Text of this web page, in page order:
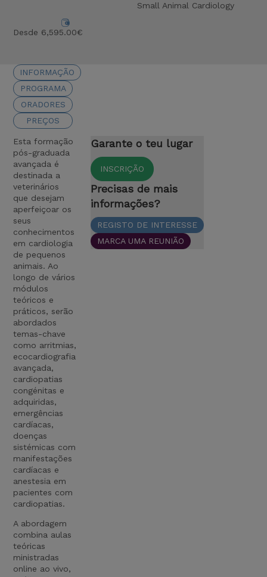
Small Animal Cardiology
Desde 6,595.00€
INFORMAÇÃO
PROGRAMA
ORADORES
PREÇOS
Esta formação
pós-graduada
avançada é
destinada a
veterinários
que desejam
aperfeiçoar os
seus
conhecimentos
em cardiologia
de pequenos
animais. Ao
longo de vários
módulos
teóricos e
práticos, serão
abordados
temas-chave
como arritmias,
ecocardiografia
avançada,
cardiopatias
congénitas e
adquiridas,
emergências
cardíacas,
doenças
sistémicas com
manifestações
cardíacas e
anestesia em
pacientes com
cardiopatias.
A abordagem
combina aulas
teóricas
ministradas
online ao vivo,
Garante o teu lugar
INSCRIÇÃO
Precisas de mais
informações?
REGISTO DE INTERESSE
MARCA UMA REUNIÃO